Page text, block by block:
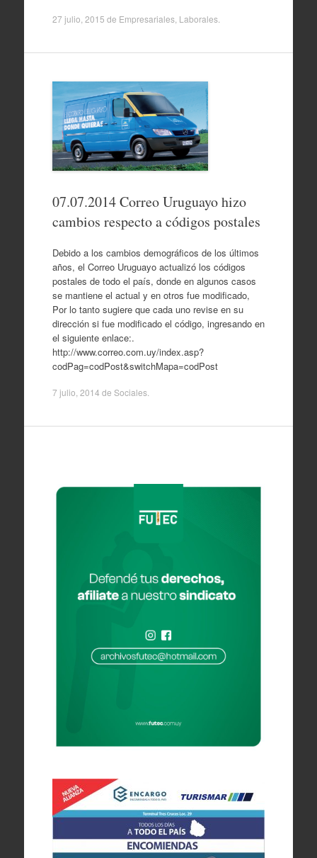
27 julio, 2015 de Empresariales, Laborales.
07.07.2014 Correo Uruguayo hizo
cambios respecto a códigos postales
Debido a los cambios demográficos de los últimos
años, el Correo Uruguayo actualizó los códigos
postales de todo el país, donde en algunos casos
se mantiene el actual y en otros fue modificado,
Por lo tanto sugiere que cada uno revise en su
dirección si fue modificado el código, ingresando en
el siguiente enlace:.
http://www.correo.com.uy/index.asp?
codPag=codPost&switchMapa=codPost
7 julio, 2014 de Sociales.